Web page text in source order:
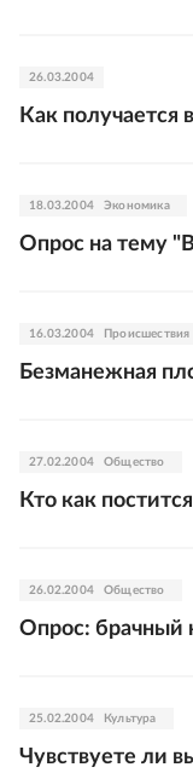
26.03.2004
Как получается
18.03.2004 Экономика
Опрос на тему
16.03.2004 Происшествия
Безманежная
27.02.2004 Общество
Кто как постится
26.02.2004 Общество
Опрос: брачный
25.02.2004 Культура
Чувствуете ли